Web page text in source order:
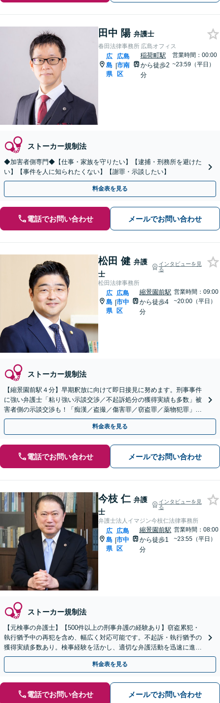
田中 陽 弁護士
春田法律事務所 広島オフィス
広
島
県
|
広島
市南
区
稲荷町駅
から徒歩2
分
営業時間：00:00
~23:59（平日）
ストーカー規制法
◆加害者側専門◆【仕事・家族を守りたい】【逮捕・刑務所を避けた
い】【事件を人に知られたくない】【謝罪・示談したい】
料金表を見る
電話でお問い合わせ メールでお問い合わせ
松田 健 弁護
士
インタビューを見
る
松田法律事務所
広
島
県
|
広島
市中
区
縮景園前駅
から徒歩4
分
営業時間：09:00
~20:00（平日）
ストーカー規制法
【縮景園前駅４分】早期釈放に向けて即日接見に努めます。刑事事件
に強い弁護士「粘り強い示談交渉／不起訴処分の獲得実績も多数」被
害者側の示談交渉も！「痴漢／盗撮／傷害罪／窃盗罪／薬物犯罪」
【休日・夜間相談】【裁判員裁判の経験あり】
料金表を見る
電話でお問い合わせ メールでお問い合わせ
今枝 仁 弁護
士
インタビューを見
る
弁護士法人イマジン今枝仁法律事務所
広
島
県
|
広島
市中
区
縮景園前駅
から徒歩1
分
営業時間：08:00
~23:55（平日）
ストーカー規制法
【元検事の弁護士】【500件以上の刑事弁護の経験あり】窃盗累犯・
執行猶予中の再犯を含め、幅広く対応可能です。不起訴・執行猶予の
獲得実績多数あり。検事経験を活かし、適切な弁護活動を迅速に進め
てまいります【初回相談無料】【土日祝相談可】
料金表を見る
電話でお問い合わせ メールでお問い合わせ